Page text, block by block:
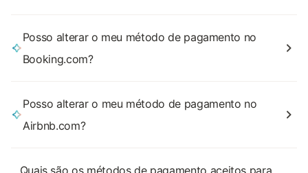
Posso alterar o meu método de pagamento no
Booking.com?
Posso alterar o meu método de pagamento no
Airbnb.com?
Quais são os métodos de pagamento aceitos para